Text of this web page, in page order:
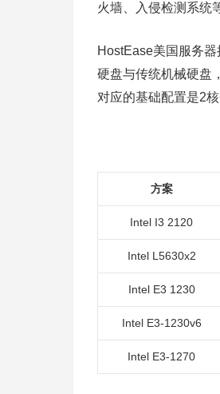
火墙、入侵检测系统
HostEase美国服务
硬盘与传统机械硬盘
对应的基础配置是2
方案
Intel I3 2120
Intel L5630x2
Intel E3 1230
Intel E3-1230v6
Intel E3-1270